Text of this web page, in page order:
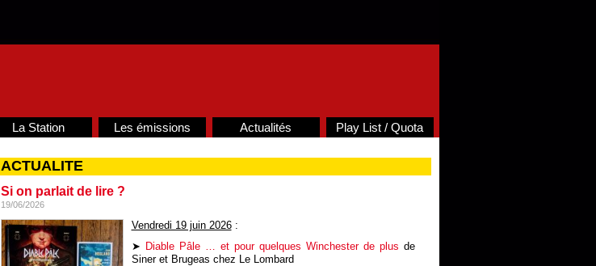
La Station Les émissions Actualités Play List / Quota
ACTUALITE
Si on parlait de lire ?
19/06/2026
Vendredi 19 juin 2026:
➤ Diable Pâle … et pour quelques Winchester de plus de
Siner et Brugeas chez Le Lombard